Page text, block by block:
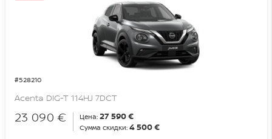
#528210
Acenta DIG-T 114HJ 7DCT
23 090 € Цена: 27 590 €
Сумма скидки: 4 500 €